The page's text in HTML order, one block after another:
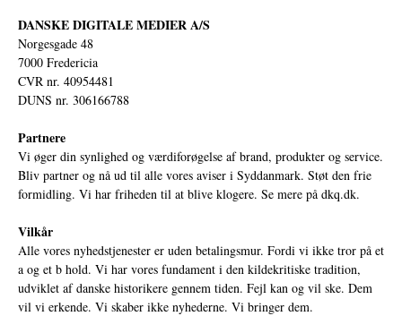
DANSKE DIGITALE MEDIER A/S
Norgesgade 48
7000 Fredericia
CVR nr. 40954481
DUNS nr. 306166788
Partnere
Vi øger din synlighed og værdiforøgelse af brand, produkter og service.
Bliv partner og nå ud til alle vores aviser i Syddanmark. Støt den frie
formidling. Vi har friheden til at blive klogere. Se mere på dkq.dk.
Vilkår
Alle vores nyhedstjenester er uden betalingsmur. Fordi vi ikke tror på et
a og et b hold. Vi har vores fundament i den kildekritiske tradition,
udviklet af danske historikere gennem tiden. Fejl kan og vil ske. Dem
vil vi erkende. Vi skaber ikke nyhederne. Vi bringer dem.